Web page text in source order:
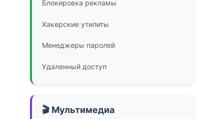
Блокировка рекламы
Хакерские утилиты
Менеджеры паролей
Удаленный доступ
🎬 Мультимедиа